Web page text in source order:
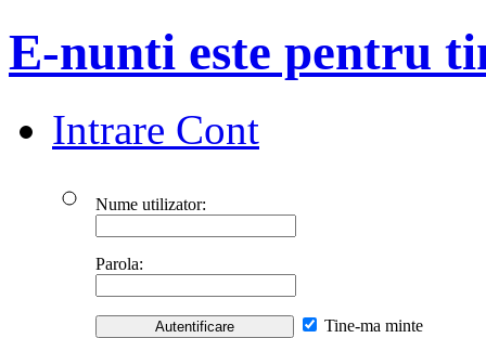
E-nunti este pentru
Intrare Cont
Nume utilizator:
Parola:
Tine-ma minte